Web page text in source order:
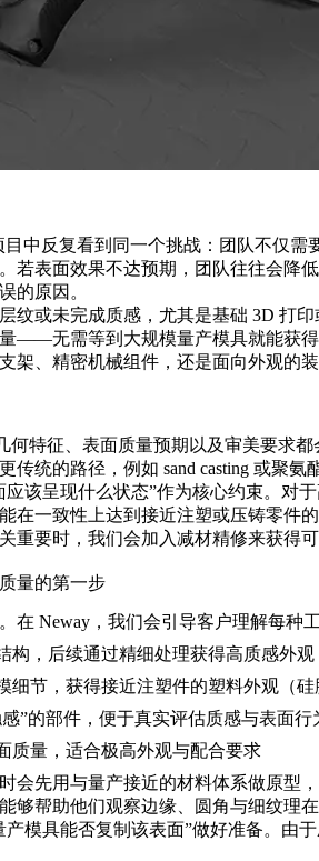
中反复看到同一个挑战：团队不仅
若表面效果不达预期，团队往往会降
的原因。
纹或未完成质感，尤其是基础 3D 打
——无需等到大规模量产模具就能获得
架、精密机械组件，还是面向外观的
何特征、表面质量预期以及审美要求
传统的路径，例如 sand casting 或聚氨
该呈现什么状态”作为核心约束。对
在一致性上达到接近注塑或压铸零件的
重要时，我们会加入减材精修来获得
量的第一步
在 Neway，我们会引导客户理解每种
构，后续通过精细处理获得高质感外观
细节，获得接近注塑件的塑料外观（
感”的部件，便于真实评估质感与表面行
质量，适合极高外观与配合要求
会先用与量产接近的材料体系做原型
够帮助他们观察边缘、圆角与细纹理
模具能否复制该表面”做好准备。由